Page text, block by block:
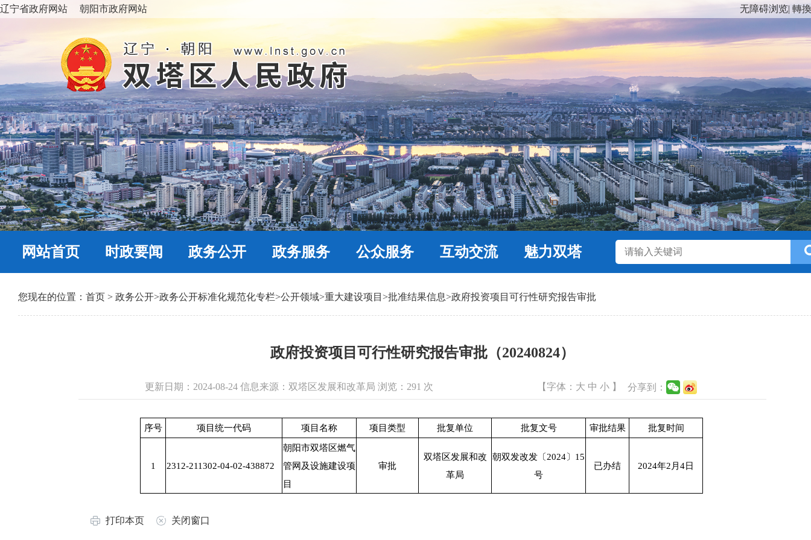
辽宁省政府网站 朝阳市政府网站 无障碍浏览| 轉
网站首页 时政要闻 政务公开 政务服务 公众服务 互动交流 魅力双塔
您现在的位置： 首页 > 政务公开>政务公开标准化规范化专栏>公开领域>重大建设项目 >批准结果信息>政府投资项目可行性研究报告审批
政府投资项目可行性研究报告审批（20240824）
更新日期：2024-08-24 信息来源：双塔区发展和改革局 浏览： 291 次 【字体： 大 中 小 】 分享到：
序号 项目统一代码 项目名称 项目类型 批复单位 批复文号 审批结果 批复时间
1 2312-211302-04-02-438872
朝阳市双塔区燃气
管网及设施建设项
目
审批
双塔区发展和改
革局
朝双发改发〔2024〕15
号
已办结 2024年2月4日
打印本页 关闭窗口